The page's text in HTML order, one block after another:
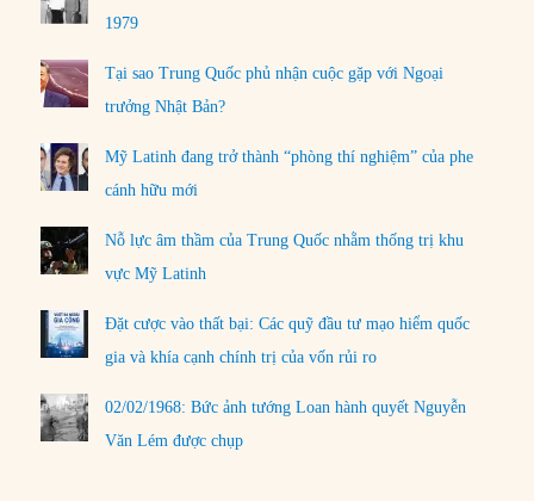
1979
Tại sao Trung Quốc phủ nhận cuộc gặp với Ngoại
trưởng Nhật Bản?
Mỹ Latinh đang trở thành “phòng thí nghiệm” của phe
cánh hữu mới
Nỗ lực âm thầm của Trung Quốc nhằm thống trị khu
vực Mỹ Latinh
Đặt cược vào thất bại: Các quỹ đầu tư mạo hiểm quốc
gia và khía cạnh chính trị của vốn rủi ro
02/02/1968: Bức ảnh tướng Loan hành quyết Nguyễn
Văn Lém được chụp